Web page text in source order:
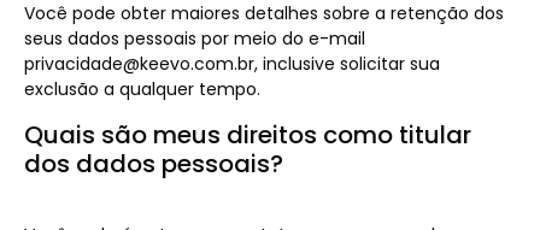
Você pode obter maiores detalhes sobre a retenção dos
seus dados pessoais por meio do e-mail
privacidade@keevo.com.br, inclusive solicitar sua
exclusão a qualquer tempo.
Quais são meus direitos como titular
dos dados pessoais?